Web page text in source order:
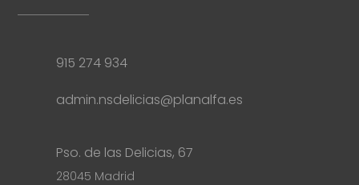
915 274 934
admin.nsdelicias@planalfa.es
Pso. de las Delicias, 67
28045 Madrid